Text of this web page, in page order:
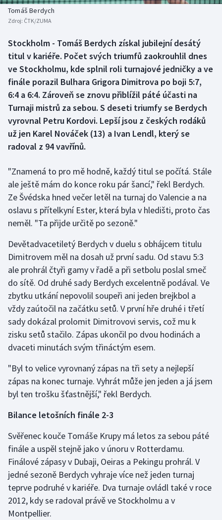
Biatlon
Box
Curling
Dostihy
Florbal
Futsal
Golf
Gymnastika
Házená
Jezdectví
Judo
Krasobruslení
Lezení
Lyže a snowboard
Moderní pětiboj
Motorsport
Olympijské hry
Parasport
Plavání
Plážový volejbal
Ragby
Aplikace ČT sport
Tomáš Berdych
Zdroj: ČTK/ZUMA
Stockholm - Tomáš Berdych získal jubilejní desátý
titul v kariéře. Počet svých triumfů zaokrouhlil dnes
ve Stockholmu, kde splnil roli turnajové jedničky a ve
finále porazil Bulhara Grigora Dimitrova po boji 5:7,
6:4 a 6:4. Zároveň se znovu přiblížil páté účasti na
Turnaji mistrů za sebou. S deseti triumfy se Berdych
vyrovnal Petru Kordovi. Lepší jsou z českých rodáků
už jen Karel Nováček (13) a Ivan Lendl, který se
radoval z 94 vavřínů.
"Znamená to pro mě hodně, každý titul se počítá. Stále
ale ještě mám do konce roku pár šancí," řekl Berdych.
Ze Švédska hned večer letěl na turnaj do Valencie a na
oslavu s přítelkyní Ester, která byla v hledišti, proto čas
neměl. "Ta přijde určitě po sezoně."
Devětadvacetiletý Berdych v duelu s obhájcem titulu
Dimitrovem měl na dosah už první sadu. Od stavu 5:3
ale prohrál čtyři gamy v řadě a při setbolu poslal smeč
do sítě. Od druhé sady Berdych excelentně podával. Ve
zbytku utkání nepovolil soupeři ani jeden brejkbol a
vždy zaútočil na začátku setů. V první hře druhé i třetí
sady dokázal prolomit Dimitrovovi servis, což mu k
zisku setů stačilo. Zápas ukončil po dvou hodinách a
dvaceti minutách svým třináctým esem.
"Byl to velice vyrovnaný zápas na tři sety a nejlepší
zápas na konec turnaje. Vyhrát může jen jeden a já jsem
byl ten trošku šťastnější," řekl Berdych.
Bilance letošních finále 2-3
Svěřenec kouče Tomáše Krupy má letos za sebou páté
finále a uspěl stejně jako v únoru v Rotterdamu.
Finálové zápasy v Dubaji, Oeiras a Pekingu prohrál. V
jedné sezoně Berdych vyhraje více než jeden turnaj
teprve podruhé v kariéře. Dva turnaje ovládl také v roce
2012, kdy se radoval právě ve Stockholmu a v
Montpellier.